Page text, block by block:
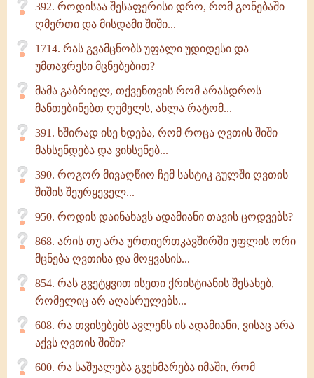
392. როდისაა შესაფერისი დრო, რომ გონებაში
ღმერთი და მისდამი შიში...
1714. რას გვამცნობს უფალი უდიდესი და
უმთავრესი მცნებებით?
მამა გაბრიელ, თქვენთვის რომ არასდროს
მანთებინებთ ღუმელს, ახლა რატომ...
391. ხშირად ისე ხდება, რომ როცა ღვთის შიში
მახსენდება და ვიხსენებ...
390. როგორ მივაღწიო ჩემ სასტიკ გულში ღვთის
შიშის შეურყეველ...
950. როდის დაინახავს ადამიანი თავის ცოდვებს?
868. არის თუ არა ურთიერთკავშირში უფლის ორი
მცნება ღვთისა და მოყვასის...
854. რას გვეტყვით ისეთი ქრისტიანის შესახებ,
რომელიც არ აღასრულებს...
608. რა თვისებებს ავლენს ის ადამიანი, ვისაც არა
აქვს ღვთის შიში?
600. რა საშუალება გვეხმარება იმაში, რომ